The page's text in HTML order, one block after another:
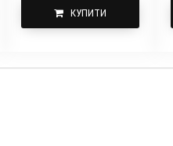
КУПИТИ